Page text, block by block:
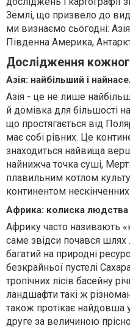
Землі, що призвело до
ми визнаємо сьогодні:
Південна Америка,
Дослідження
Азія: найбільший і
Азія - це не лише
й домівка для більшості
що простягається від
має собі рівних. Це
знаходиться найвища
найнижча точка суші,
плавильним котлом
континентом
Африка: колиска людства
Африку часто називають
саме звідси почався
багатий на природні
безкрайньої пустелі
тропічних лісів басейну
ландшафти такі ж
також протікає найдовша у
друге за величиною